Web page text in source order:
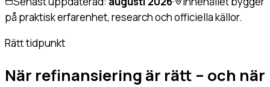
på praktisk erfarenhet, research och officiella källor.
Rätt tidpunkt
När refinansiering är rätt – och när